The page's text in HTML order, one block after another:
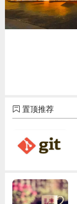
置顶推荐